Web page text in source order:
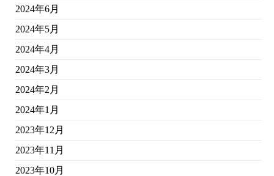
2024年6月
2024年5月
2024年4月
2024年3月
2024年2月
2024年1月
2023年12月
2023年11月
2023年10月